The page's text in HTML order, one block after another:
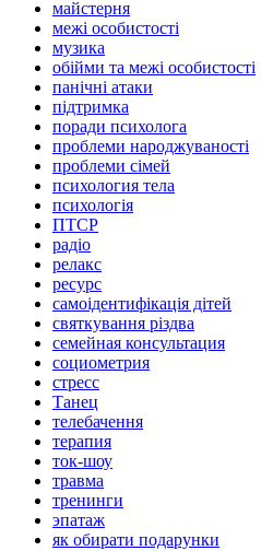
майстерня
межі особистості
музика
обійми та межі особистості
панічні атаки
підтримка
поради психолога
проблеми народжуваності
проблеми сімей
психология тела
психологія
ПТСР
радіо
релакс
ресурс
самоідентифікація дітей
святкування різдва
семейная консультация
социометрия
стресс
Танец
телебачення
терапия
ток-шоу
травма
тренинги
эпатаж
як обирати подарунки